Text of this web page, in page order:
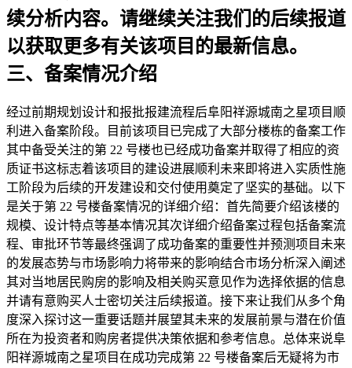
续分析内容。请继续关注我们的后续报道
以获取更多有关该项目的最新信息。
三、备案情况介绍
经过前期规划设计和报批报建流程后阜阳祥源城南之星项目顺
利进入备案阶段。目前该项目已完成了大部分楼栋的备案工作
其中备受关注的第 22 号楼也已经成功备案并取得了相应的资
质证书这标志着该项目的建设进展顺利未来即将进入实质性施
工阶段为后续的开发建设和交付使用奠定了坚实的基础。以下
是关于第 22 号楼备案情况的详细介绍：首先简要介绍该楼的
规模、设计特点等基本情况其次详细介绍备案过程包括备案流
程、审批环节等最终强调了成功备案的重要性并预测项目未来
的发展态势与市场影响力将带来的影响结合市场分析深入阐述
其对当地居民购房的影响及相关购买意见作为选择依据的信息
并请有意购买人士密切关注后续报道。接下来让我们从多个角
度深入探讨这一重要话题并展望其未来的发展前景与潜在价值
所在为投资者和购房者提供决策依据和参考信息。总体来说阜
阳祥源城南之星项目在成功完成第 22 号楼备案后无疑将为市